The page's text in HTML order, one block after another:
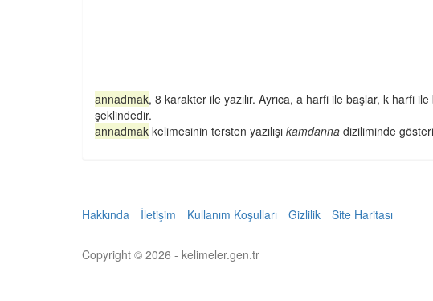
annadmak, 8 karakter ile yazılır. Ayrıca, a harfi ile başlar, k harfi
şeklindedir.
annadmak kelimesinin tersten yazılışı kamdanna diziliminde
Hakkında İletişim Kullanım Koşulları Gizlilik Site Haritası
Copyright © 2026 - kelimeler.gen.tr